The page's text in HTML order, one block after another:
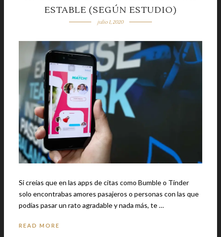
ESTABLE (SEGÚN ESTUDIO)
julio 1, 2020
Si creías que en las apps de citas como Bumble o Tinder
solo encontrabas amores pasajeros o personas con las que
podías pasar un rato agradable y nada más, te …
READ MORE